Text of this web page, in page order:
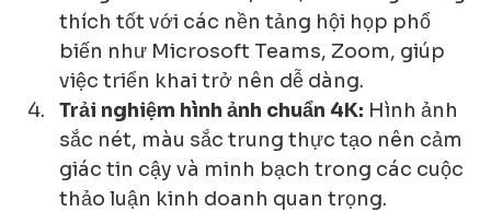
thích tốt với các nền tảng hội họp phổ
biến như Microsoft Teams, Zoom, giúp
việc triển khai trở nên dễ dàng.
Trải nghiệm hình ảnh chuẩn 4K: Hình ảnh
sắc nét, màu sắc trung thực tạo nên cảm
giác tin cậy và minh bạch trong các cuộc
thảo luận kinh doanh quan trọng.